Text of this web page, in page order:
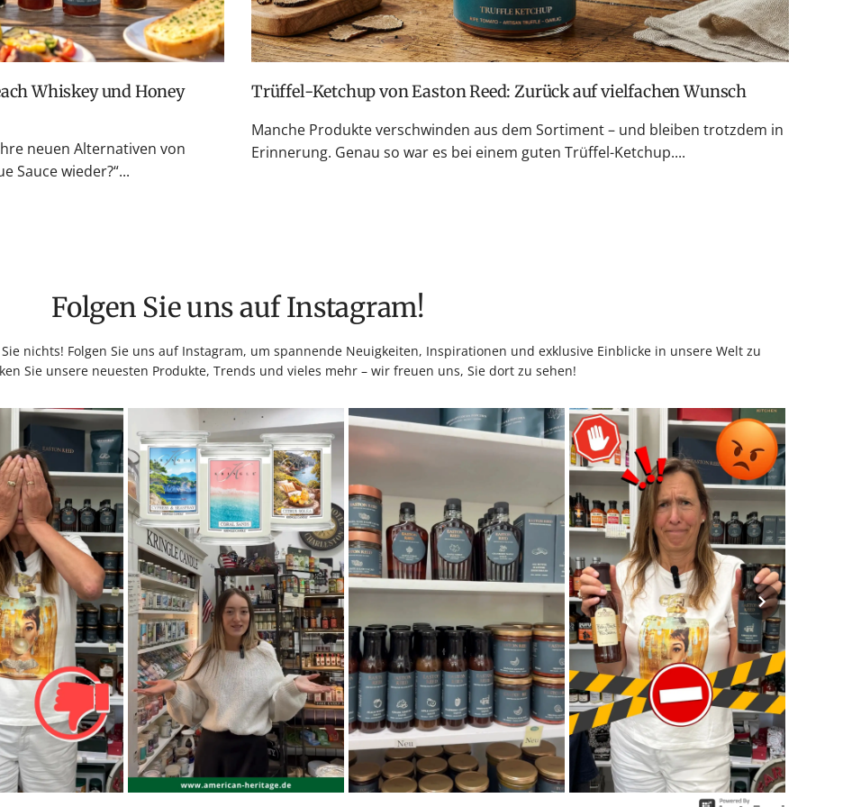
neuen Alternativen von
Sauce wieder?“...
Trüffel-Ketchup von Easton Reed: Zurück auf vielfachen Wunsch
Manche Produkte verschwinden aus dem Sortiment – und bleiben trotzdem in
Erinnerung. Genau so war es bei einem guten Trüffel-Ketchup....
Folgen Sie uns auf Instagram!
nichts! Folgen Sie uns auf Instagram, um spannende Neuigkeiten, Inspirationen und exklusive Einblicke in unsere Welt zu
Sie unsere neuesten Produkte, Trends und vieles mehr – wir freuen uns, Sie dort zu sehen!